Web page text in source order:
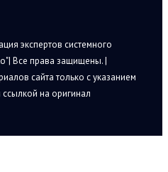
экспертов системного
Все права защищены. |
сайта только с указанием
на оригинал